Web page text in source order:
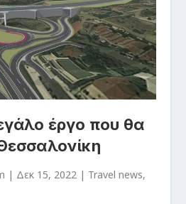
έργο που θα
| Δεκ 15, 2022 | Travel news,